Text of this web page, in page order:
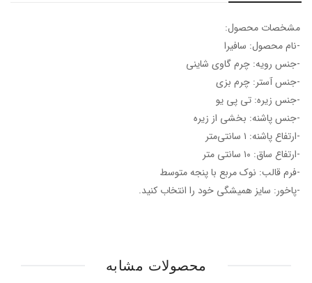
مشخصات محصول:
-نام محصول: سافیرا
-جنس رویه: چرم گاوی شاینی
-جنس آستر: چرم بزی
-جنس زیره: تی پی یو
-جنس پاشنه: بخشی از زیره
-ارتفاع پاشنه: ۱ سانتی‌متر
-ارتفاع ساق: ۱۰ سانتی متر
-فرم قالب: نوک مربع با پنجه متوسط
-پاخور: سایز همیشگی خود را انتخاب کنید.
محصولات مشابه